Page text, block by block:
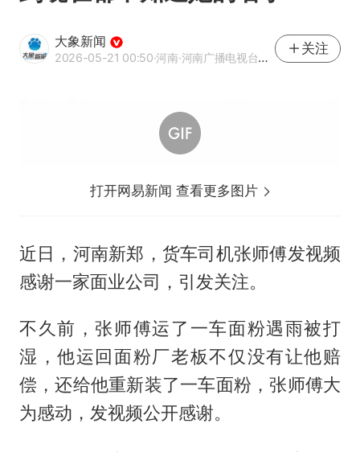
大象新闻
2026-05-21 00:50·河南·河南广播电视台官方网易号
关注
打开网易新闻 查看更多图片
近日，河南新郑，货车司机张师傅发视频
感谢一家面业公司，引发关注。
不久前，张师傅运了一车面粉遇雨被打
湿，他运回面粉厂老板不仅没有让他赔
偿，还给他重新装了一车面粉，张师傅大
为感动，发视频公开感谢。